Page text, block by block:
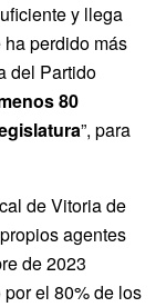
y llega
perdido más
del Partido
80
”, para
de Vitoria de
agentes
de 2023
el 80% de los